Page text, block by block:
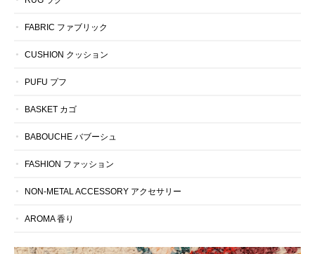
FABRIC ファブリック
CUSHION クッション
PUFU プフ
BASKET カゴ
BABOUCHE バブーシュ
FASHION ファッション
NON-METAL ACCESSORY アクセサリー
AROMA 香り